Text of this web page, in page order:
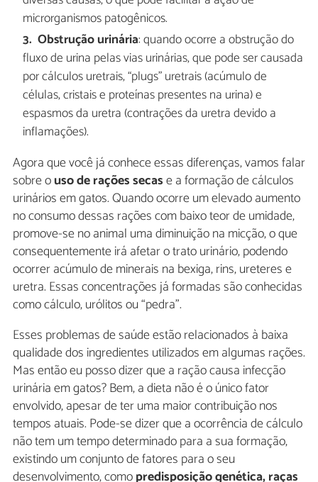
microrganismos patogênicos.
Obstrução urinária: quando ocorre a obstrução do
fluxo de urina pelas vias urinárias, que pode ser causada
por cálculos uretrais, “plugs” uretrais (acúmulo de
células, cristais e proteínas presentes na urina) e
espasmos da uretra (contrações da uretra devido a
inflamações).
Agora que você já conhece essas diferenças, vamos falar
sobre ouso de rações secase a formação de cálculos
urinários em gatos. Quando ocorre um elevado aumento
no consumo dessas rações com baixo teor de umidade,
promove-se no animal uma diminuição na micção, o que
consequentemente irá afetar o trato urinário, podendo
ocorrer acúmulo de minerais na bexiga, rins, ureteres e
uretra. Essas concentrações já formadas são conhecidas
como cálculo, urólitos ou “pedra”.
Esses problemas de saúde estão relacionados à baixa
qualidade dos ingredientes utilizados em algumas rações.
Mas então eu posso dizer que a ração causa infecção
urinária em gatos? Bem, a dieta não é o único fator
envolvido, apesar de ter uma maior contribuição nos
tempos atuais. Pode-se dizer que a ocorrência de cálculo
não tem um tempo determinado para a sua formação,
existindo um conjunto de fatores para o seu
desenvolvimento, comopredisposição genética, raças